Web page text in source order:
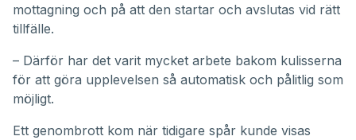
mottagning och på att den startar och avslutas vid rätt
tillfälle.
– Därför har det varit mycket arbete bakom kulisserna
för att göra upplevelsen så automatisk och pålitlig som
möjligt.
Ett genombrott kom när tidigare spår kunde visas